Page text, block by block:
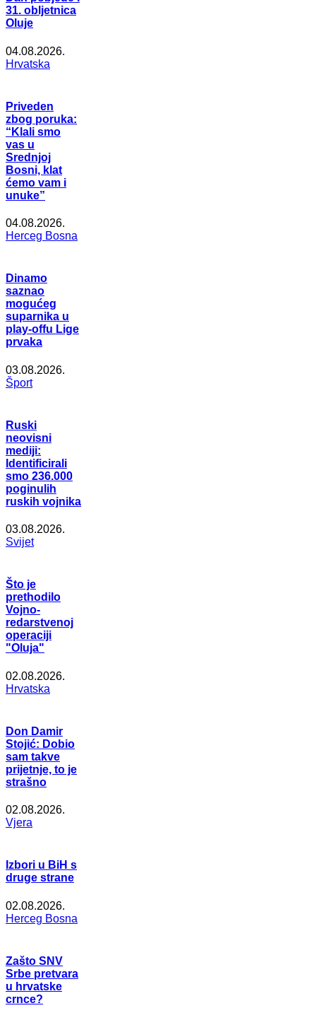
31. obljetnica
Oluje
04.08.2026.
Hrvatska
Priveden
zbog poruka:
“Klali smo
vas u
Srednjoj
Bosni, klat
ćemo vam i
unuke”
04.08.2026.
Herceg Bosna
Dinamo
saznao
mogućeg
suparnika u
play-offu Lige
prvaka
03.08.2026.
Šport
Ruski
neovisni
mediji:
Identificirali
smo 236.000
poginulih
ruskih vojnika
03.08.2026.
Svijet
Što je
prethodilo
Vojno-
redarstvenoj
operaciji
"Oluja"
02.08.2026.
Hrvatska
Don Damir
Stojić: Dobio
sam takve
prijetnje, to je
strašno
02.08.2026.
Vjera
Izbori u BiH s
druge strane
02.08.2026.
Herceg Bosna
Zašto SNV
Srbe pretvara
u hrvatske
crnce?